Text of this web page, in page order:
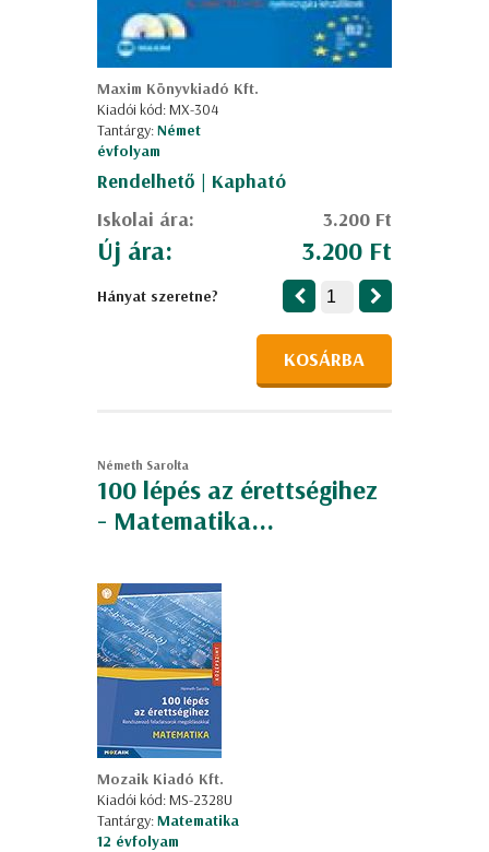
Maxim Könyvkiadó Kft.
Kiadói kód: MX-304
Tantárgy:Német
évfolyam
Rendelhető | Kapható
Iskolai ára:
3.200 Ft
Új ára: 3.200 Ft
Hányat szeretne?
KOSÁRBA
Németh Sarolta
100 lépés az érettségihez
- Matematika...
Mozaik Kiadó Kft.
Kiadói kód: MS-2328U
Tantárgy:Matematika
12 évfolyam